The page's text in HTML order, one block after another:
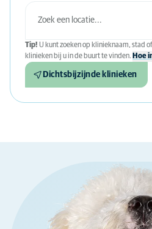
Tip! U kunt zoeken op klinieknaam, stad
klinieken bij u in de buurt te vinden. Hoe
Dichtsbijzijnde klinieken